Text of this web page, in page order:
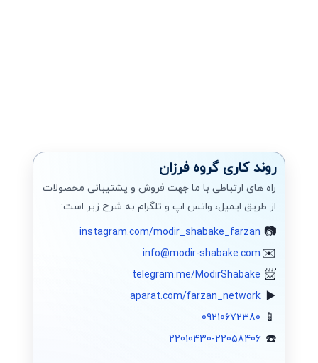
روند کاری گروه فرزان
راه های ارتباطی با ما جهت فروش و پشتیبانی محصولات
از طریق ایمیل، واتس اپ و تلگرام به شرح زیر است:
instagram.com/modir_shabake_farzan
info@modir-shabake.com
telegram.me/ModirShabake
aparat.com/farzan_network
09210672380
22010430-22058406